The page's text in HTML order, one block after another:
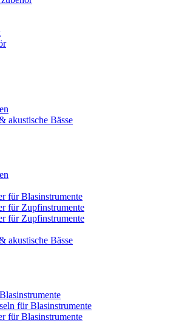
akustische Bässe
für Blasinstrumente
für Zupfinstrumente
für Zupfinstrumente
akustische Bässe
für Blasinstrumente
für Blasinstrumente